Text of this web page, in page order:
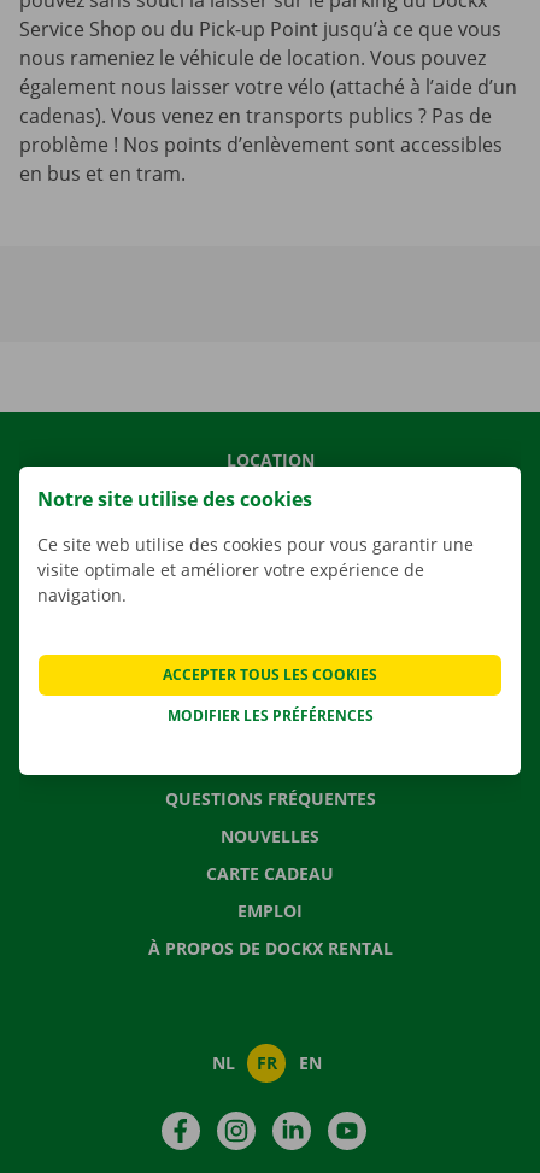
Service Shop ou du Pick-up Point jusqu’à ce que vous
nous rameniez le véhicule de location. Vous pouvez
également nous laisser votre vélo (attaché à l’aide d’un
cadenas). Vous venez en transports publics ? Pas de
problème ! Nos points d’enlèvement sont accessibles
en bus et en tram.
LOCATION
NOS VÉHICULES
NOS SERVICES
AGENCES
QUESTIONS FRÉQUENTES
NOUVELLES
CARTE CADEAU
EMPLOI
À PROPOS DE DOCKX RENTAL
NL FR EN
FacebookInstagramLinkedIn
Notre site utilise des cookies
Ce site web utilise des cookies pour vous garantir une
visite optimale et améliorer votre expérience de
navigation.
MODIFIER LES PRÉFÉRENCES
ACCEPTER TOUS LES COOKIES